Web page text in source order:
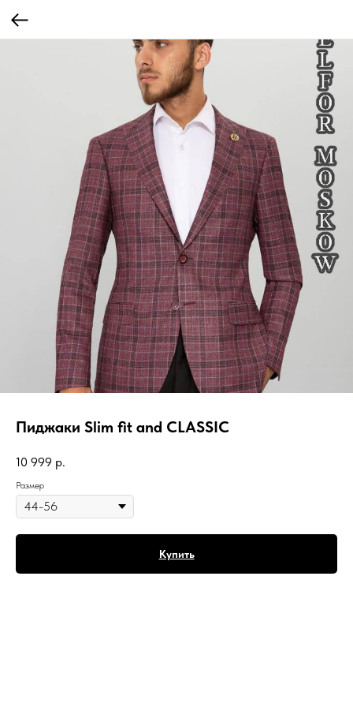
Пиджаки Slim fit and CLASSIC
10 999 р.
Размер
Купить